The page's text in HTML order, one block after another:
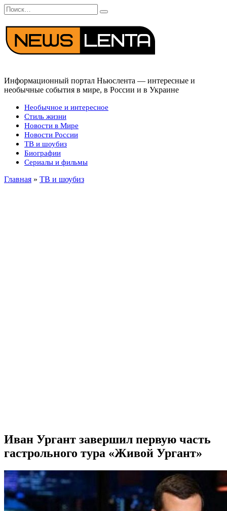
Перейти
к
содержанию
Search
for:
Информационный портал Ньюслента — интересные и
необычные события в мире, в России и в Украине
Необычное и интересное
Стиль жизни
Новости в Мире
Новости России
ТВ и шоубиз
Биографии
Сериалы и фильмы
Главная » ТВ и шоубиз
Иван Ургант завершил первую часть
гастрольного тура «Живой Ургант»